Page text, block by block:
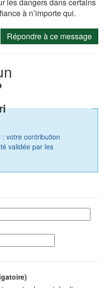
les dangers dans certains
à n’importe qui.
Répondre à ce message
votre contribution
validée par les